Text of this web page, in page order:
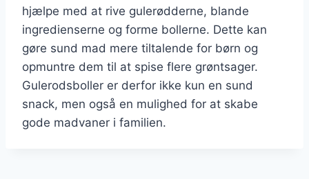
hjælpe med at rive gulerødderne, blande
ingredienserne og forme bollerne. Dette kan
gøre sund mad mere tiltalende for børn og
opmuntre dem til at spise flere grøntsager.
Gulerodsboller er derfor ikke kun en sund
snack, men også en mulighed for at skabe
gode madvaner i familien.